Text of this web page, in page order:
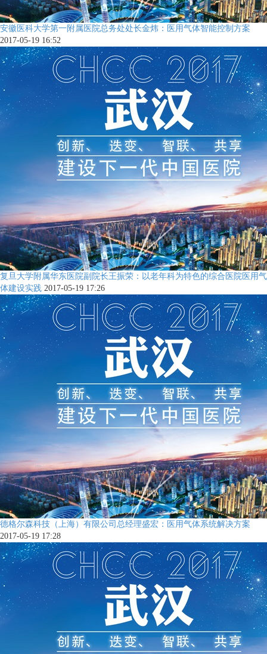
安徽医科大学第一附属医院总务处处长金炜：医用气体智能控制方案
2017-05-19 16:52
复旦大学附属华东医院副院长王振荣：以老年科为特色的综合医院医用气
体建设实践 2017-05-19 17:26
德格尔森科技（上海）有限公司总经理盛宏：医用气体系统解决方案
2017-05-19 17:28